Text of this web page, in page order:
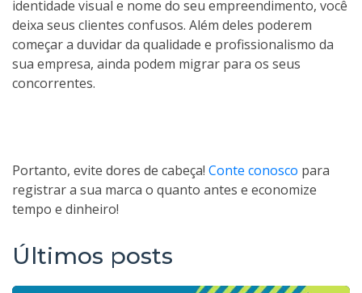
identidade visual e nome do seu empreendimento, você
deixa seus clientes confusos. Além deles poderem
começar a duvidar da qualidade e profissionalismo da
sua empresa, ainda podem migrar para os seus
concorrentes.
Portanto, evite dores de cabeça! Conte conosco para
registrar a sua marca o quanto antes e economize
tempo e dinheiro!
Últimos posts